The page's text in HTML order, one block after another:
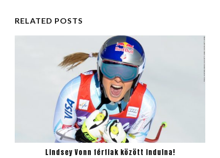
RELATED POSTS
Lindsey Vonn férfiak között indulna!